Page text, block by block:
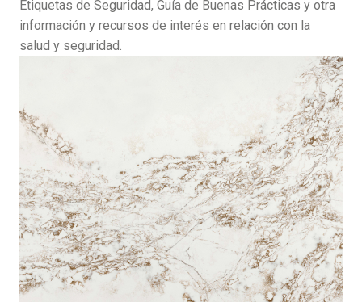
Etiquetas de Seguridad, Guía de Buenas Prácticas y otra
información y recursos de interés en relación con la
salud y seguridad.